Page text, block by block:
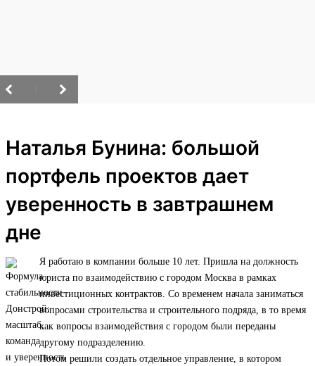
Наталья Бунина: большой
портфель проектов дает
уверенность в завтрашнем
дне
Я работаю в компании больше 10 лет. Пришла на должность
юриста по взаимодействию с городом Москва в рамках
инвестиционных контрактов. Со временем начала заниматься
вопросами строительства и строительного подряда, в то время
как вопросы взаимодействия с городом были переданы
другому подразделению.
Потом решили создать отдельное управление, в котором